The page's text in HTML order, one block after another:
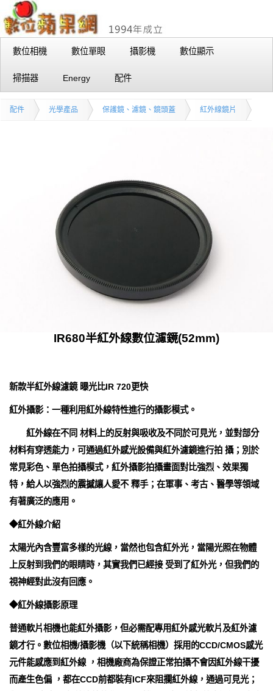
數位相機 數位單眼 攝影機 數位顯示
掃描器 Energy 配件
配件 光學產品 保護鏡、濾鏡、鏡頭蓋 紅外線鏡片
IR680半紅外線數位濾鏡(52mm)
新款半紅外線濾鏡 曝光比IR 720更快
紅外攝影：一種利用紅外線特性進行的攝影模式。
紅外線在不同 材料上的反射與吸收及不同於可見光，並對部分
材料有穿透能力，可通過紅外感光設備與紅外濾鏡進行拍 攝；別於
常見彩色、單色拍攝模式，紅外攝影拍攝畫面對比強烈、效果獨
特，給人以強烈的震撼讓人愛不 釋手；在軍事、考古、醫學等領域
有著廣泛的應用。
◆紅外線介紹
太陽光內含豐富多樣的光線，當然也包含紅外光，當陽光照在物體
上反射到我們的眼睛時，其實我們已經接 受到了紅外光，但我們的
視神經對此沒有回應。
◆紅外線攝影原理
普通軟片相機也能紅外攝影，但必需配專用紅外感光軟片及紅外濾
鏡才行。數位相機/攝影機（以下統稱相機）採用的CCD/CMOS感光
元件能感應到紅外線 ，相機廠商為保證正常拍攝不會因紅外線干擾
而產生色偏 ，都在CCD前都裝有ICF來阻攔紅外線，通過可見光；